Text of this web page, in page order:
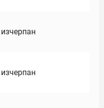
изчерпан
изчерпан